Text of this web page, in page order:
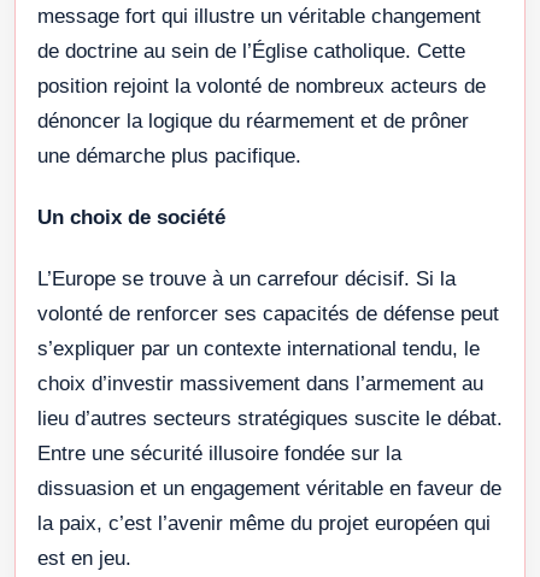
message fort qui illustre un véritable changement
de doctrine au sein de l’Église catholique. Cette
position rejoint la volonté de nombreux acteurs de
dénoncer la logique du réarmement et de prôner
une démarche plus pacifique.
Un choix de société
L’Europe se trouve à un carrefour décisif. Si la
volonté de renforcer ses capacités de défense peut
s’expliquer par un contexte international tendu, le
choix d’investir massivement dans l’armement au
lieu d’autres secteurs stratégiques suscite le débat.
Entre une sécurité illusoire fondée sur la
dissuasion et un engagement véritable en faveur de
la paix, c’est l’avenir même du projet européen qui
est en jeu.